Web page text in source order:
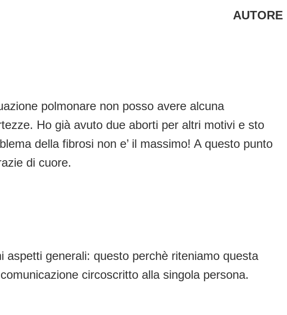
AUTORE
polmonare non posso avere alcuna
Ho già avuto due aborti per altri motivi e sto
della fibrosi non e’ il massimo! A questo punto
di cuore.
generali: questo perchè riteniamo questa
circoscritto alla singola persona.